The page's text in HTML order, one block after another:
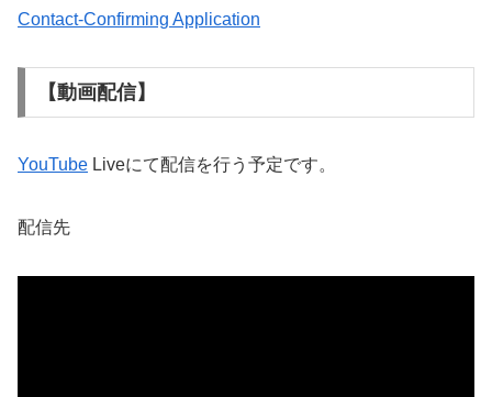
Contact-Confirming Application
【動画配信】
YouTube Liveにて配信を行う予定です。
配信先